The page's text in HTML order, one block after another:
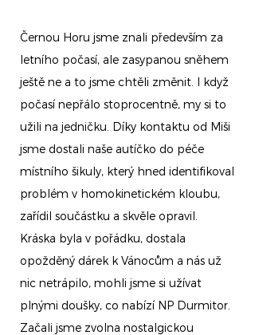
Černou Horu jsme znali především za
letního počasí, ale zasypanou sněhem
ještě ne a to jsme chtěli změnit. I když
počasí nepřálo stoprocentně, my si to
užili na jedničku. Díky kontaktu od Miši
jsme dostali naše autíčko do péče
místního šikuly, který hned identifikoval
problém v homokinetickém kloubu,
zařídil součástku a skvěle opravil.
Kráska byla v pořádku, dostala
opožděný dárek k Vánocům a nás už
nic netrápilo, mohli jsme si užívat
plnými doušky, co nabízí NP Durmitor.
Začali jsme zvolna nostalgickou